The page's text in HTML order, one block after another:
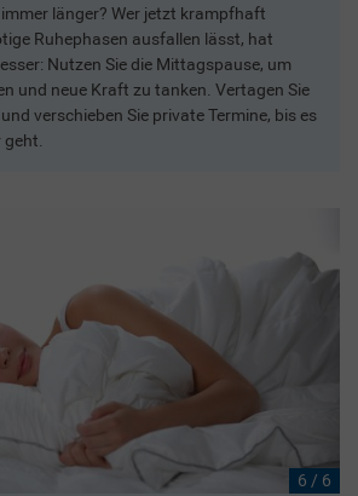
länger? Wer jetzt krampfhaft
Ruhephasen ausfallen lässt, hat
Nutzen Sie die Mittagspause, um
und neue Kraft zu tanken. Vertagen Sie
verschieben Sie private Termine, bis es
geht.
6 / 6